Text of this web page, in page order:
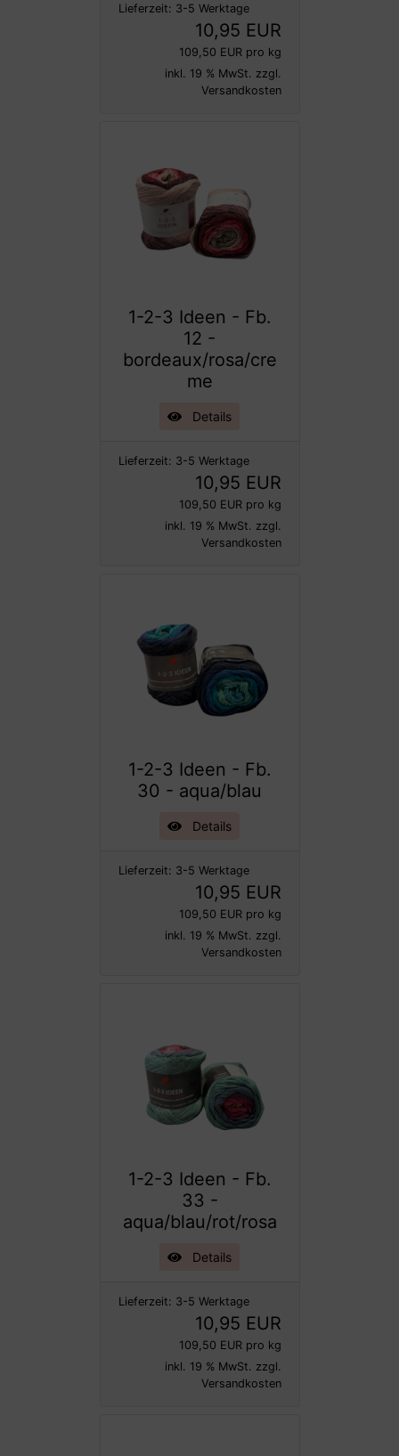
Lieferzeit: 3-5 Werktage
10,95 EUR
109,50 EUR pro kg
inkl. 19 % MwSt. zzgl.
Versandkosten
1-2-3 Ideen - Fb.
12 -
bordeaux/rosa/cre
me
Details
Lieferzeit: 3-5 Werktage
10,95 EUR
109,50 EUR pro kg
inkl. 19 % MwSt. zzgl.
Versandkosten
1-2-3 Ideen - Fb.
30 - aqua/blau
Details
Lieferzeit: 3-5 Werktage
10,95 EUR
109,50 EUR pro kg
inkl. 19 % MwSt. zzgl.
Versandkosten
1-2-3 Ideen - Fb.
33 -
aqua/blau/rot/rosa
Details
Lieferzeit: 3-5 Werktage
10,95 EUR
109,50 EUR pro kg
inkl. 19 % MwSt. zzgl.
Versandkosten